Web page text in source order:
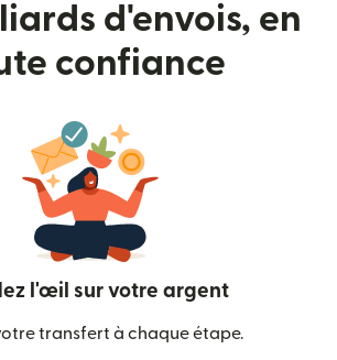
d'envois, en
confiance
l'œil sur votre argent
transfert à chaque étape.